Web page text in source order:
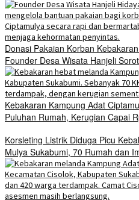
Donasi Pakaian Korban
Founder Desa Wisata Hanjeli
Kebakaran Kampung Adat
Puluhan Rumah, Kerugian Capai
Korsleting Listrik Diduga Picu
Mulya Sukabumi, 70 Rumah dan